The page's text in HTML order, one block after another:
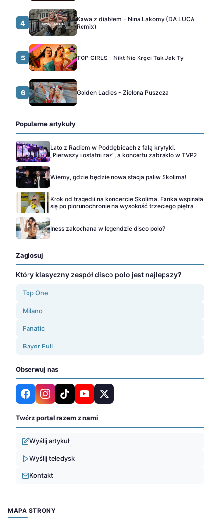
4
Kawa z diabłem - Nina Lakomy (DA LUCA
Remix)
5 TOP GIRLS - Nikt Nie Kręci Tak Jak Ty
6 Golden Ladies - Zielona Puszcza
Popularne artykuły
Lato z Radiem w Poddębicach z falą krytyki.
„Pierwszy i ostatni raz", a koncertu zabrakło w TVP2
Wiemy, gdzie będzie nowa stacja paliw Skolima!
Krok od tragedii na koncercie Skolima. Fanka wspinała
się po piorunochronie na wysokość trzeciego piętra
Iness zakochana w legendzie disco polo?
Zagłosuj
Który klasyczny zespół disco polo jest najlepszy?
Top One
Milano
Fanatic
Bayer Full
Obserwuj nas
Twórz portal razem z nami
Wyślij artykuł
Wyślij teledysk
Kontakt
MAPA STRONY